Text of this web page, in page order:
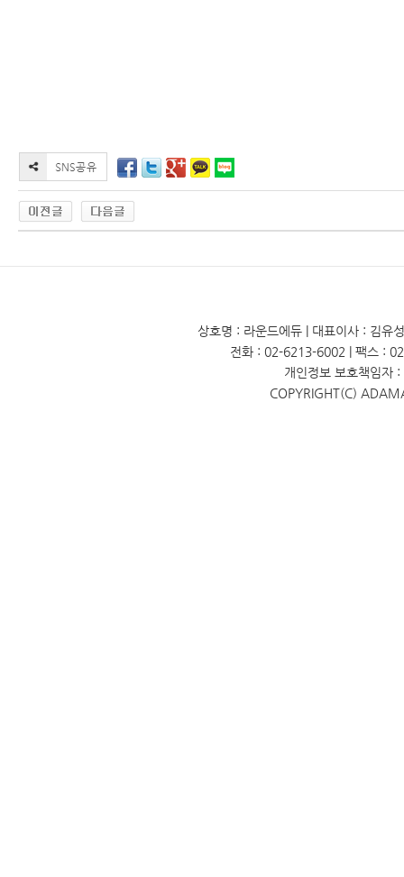
상호명 : 라운드에듀 | 대표이사 : 김유
전화 : 02-6213-6002 | 팩스 :
개인정보 보호책임자
COPYRIGHT(C)